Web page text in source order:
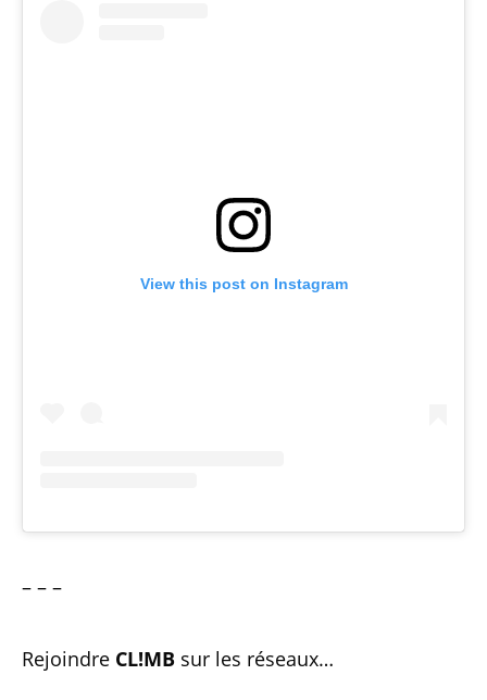
View this post on Instagram
– – –
Rejoindre CL!MB sur les réseaux…